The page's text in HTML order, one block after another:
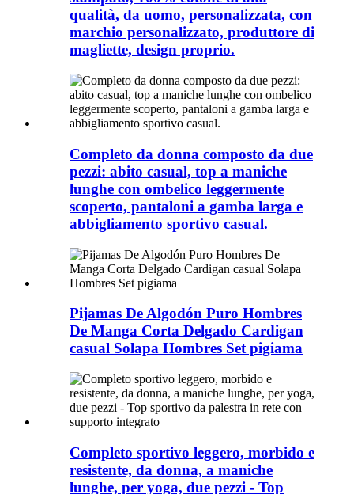
qualità, da uomo, personalizzata, con
marchio personalizzato, produttore di
magliette, design proprio.
Completo da donna composto da due
pezzi: abito casual, top a maniche
lunghe con ombelico leggermente
scoperto, pantaloni a gamba larga e
abbigliamento sportivo casual.
Pijamas De Algodón Puro Hombres
De Manga Corta Delgado Cardigan
casual Solapa Hombres Set pigiama
Completo sportivo leggero, morbido e
resistente, da donna, a maniche
lunghe, per yoga, due pezzi - Top